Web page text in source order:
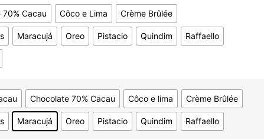
Cacau Côco e Lima Crème Brûlée
Maracujá Oreo Pistacio Quindim Raffaello
Chocolate 70% Cacau Côco e lima Crème Brûlée
Maracujá Oreo Pistacio Quindim Raffaello